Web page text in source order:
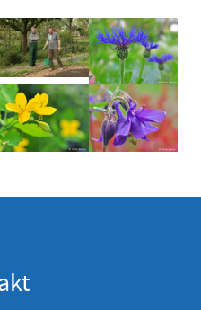
Show larger version
Show larger
Show larger version
Show larger